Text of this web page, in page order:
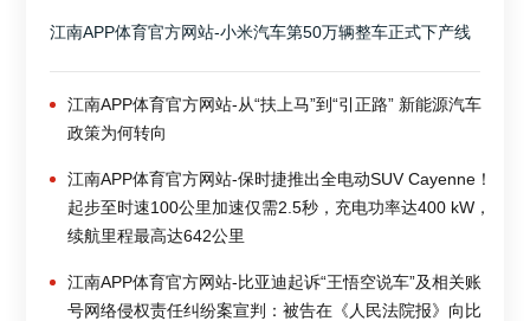
江南APP体育官方网站-小米汽车第50万辆整车正式下产线
江南APP体育官方网站-从“扶上马”到“引正路” 新能源汽车
政策为何转向
江南APP体育官方网站-保时捷推出全电动SUV Cayenne！
起步至时速100公里加速仅需2.5秒，充电功率达400 kW，
续航里程最高达642公里
江南APP体育官方网站-比亚迪起诉“王悟空说车”及相关账
号网络侵权责任纠纷案宣判：被告在《人民法院报》向比